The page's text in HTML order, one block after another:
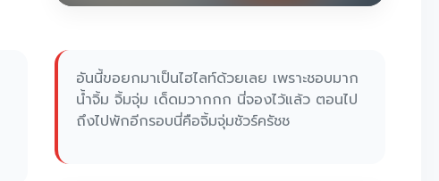
อันนี้ขอยกมาเป็นไฮไลท์ด้วยเลย เพราะชอบมาก
น้ำจิ้ม จิ้มจุ่ม เด็ดมวากกก นี่จองไว้แล้ว ตอนไป
ถึงไปพักอีกรอบนี่คือจิ้มจุ่มชัวร์ครัชช